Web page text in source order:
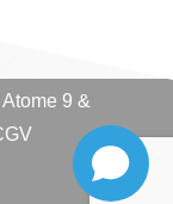
Atome 9 &